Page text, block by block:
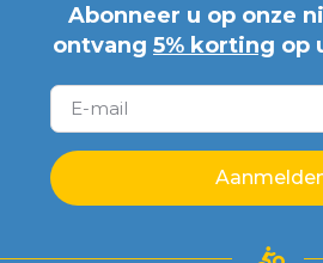
Abonneer u op onze
ontvang 5% korting op